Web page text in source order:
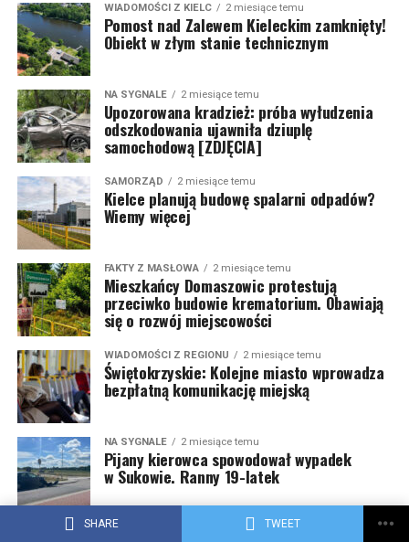
SHARE TWEET
WIADOMOŚCI Z KIELC 2 miesiące temu
Pomost nad Zalewem Kieleckim zamknięty!
Obiekt w złym stanie technicznym
NA SYGNALE 2 miesiące temu
Upozorowana kradzież: próba wyłudzenia
odszkodowania ujawniła dziuplę
samochodową [ZDJĘCIA]
SAMORZĄD 2 miesiące temu
Kielce planują budowę spalarni odpadów?
Wiemy więcej
FAKTY Z MASŁOWA 2 miesiące temu
Mieszkańcy Domaszowic protestują
przeciwko budowie krematorium. Obawiają
się o rozwój miejscowości
WIADOMOŚCI Z REGIONU 2 miesiące temu
Świętokrzyskie: Kolejne miasto wprowadza
bezpłatną komunikację miejską
NA SYGNALE 2 miesiące temu
Pijany kierowca spowodował wypadek
w Sukowie. Ranny 19-latek
DZIEJE SIĘ 2 miesiące temu